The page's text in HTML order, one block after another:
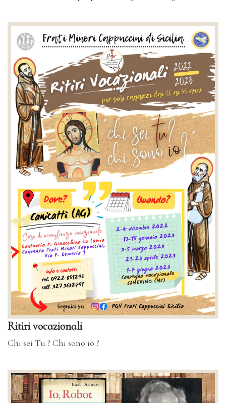
Ritiri vocazionali
Chi sei Tu ? Chi sono io ?